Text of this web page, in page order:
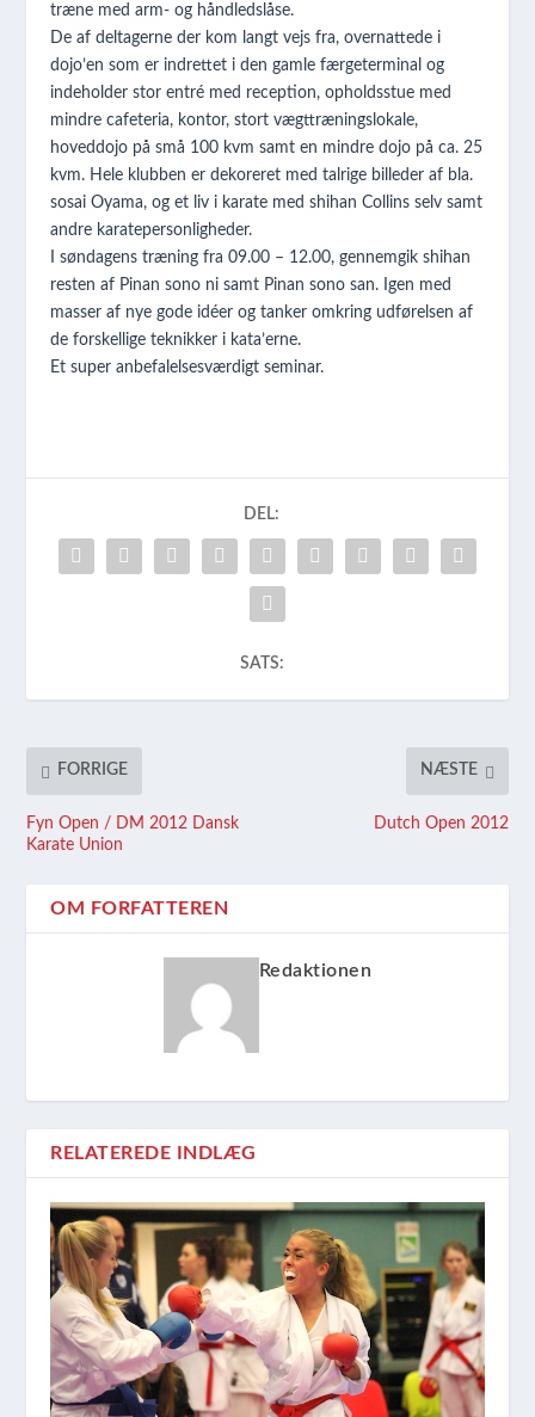
træne med arm- og håndledslåse.
De af deltagerne der kom langt vejs fra, overnattede i
dojo’en som er indrettet i den gamle færgeterminal og
indeholder stor entré med reception, opholdsstue med
mindre cafeteria, kontor, stort vægttræningslokale,
hoveddojo på små 100 kvm samt en mindre dojo på ca. 25
kvm. Hele klubben er dekoreret med talrige billeder af bla.
sosai Oyama, og et liv i karate med shihan Collins selv samt
andre karatepersonligheder.
I søndagens træning fra 09.00 – 12.00, gennemgik shihan
resten af Pinan sono ni samt Pinan sono san. Igen med
masser af nye gode idéer og tanker omkring udførelsen af
de forskellige teknikker i kata’erne.
Et super anbefalelsesværdigt seminar.
DEL:
SATS:
FORRIGE
Fyn Open / DM 2012 Dansk
Karate Union
NÆSTE
Dutch Open 2012
OM FORFATTEREN
Redaktionen
RELATEREDE INDLÆG